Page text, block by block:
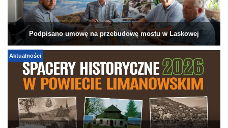
Podpisano umowę na przebudowę mostu w Laskowej
Aktualności